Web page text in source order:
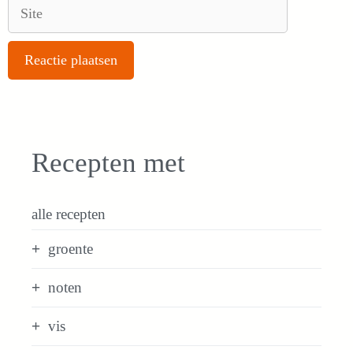
Recepten met
alle recepten
groente
noten
vis